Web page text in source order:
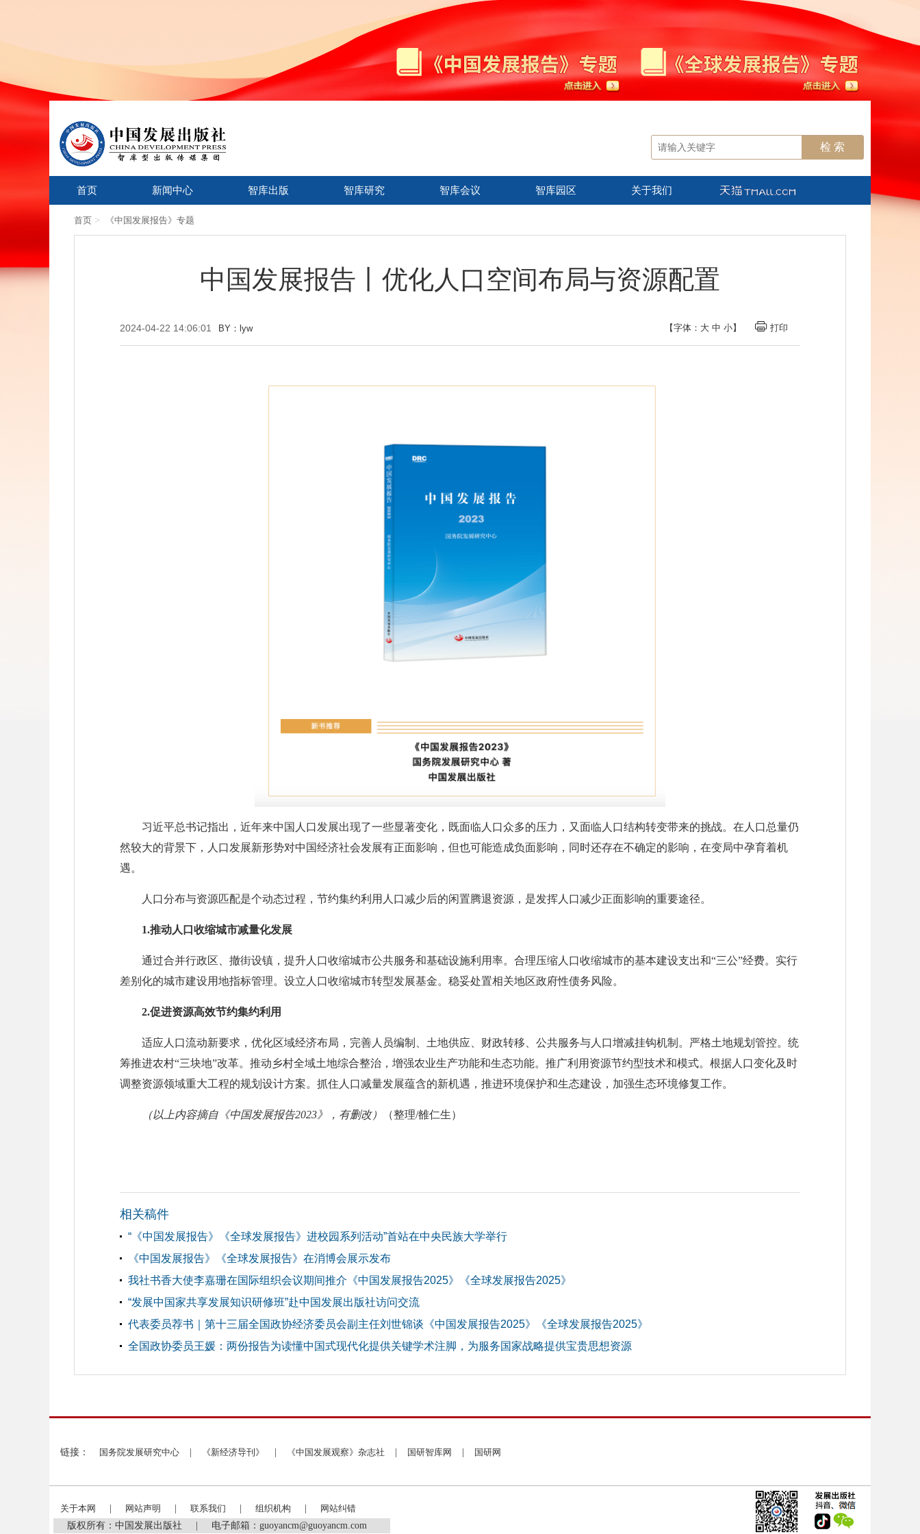
首页 新闻中心 智库出版 智库研究 智库会议 智库园区 关于我们
首页 > 《中国发展报告》专题
中国发展报告丨优化人口空间布局与资源配置
2024-04-22 14:06:01 BY：lyw 【字体： 大 中 小】 打印
习近平总书记指出，近年来中国人口发展出现了一些显著变化，既面临人口众多的压力，又面临人口结构转变带来的挑战。在人口总量仍
然较大的背景下，人口发展新形势对中国经济社会发展有正面影响，但也可能造成负面影响，同时还存在不确定的影响，在变局中孕育着机
遇。
人口分布与资源匹配是个动态过程，节约集约利用人口减少后的闲置腾退资源，是发挥人口减少正面影响的重要途径。
1.推动人口收缩城市减量化发展
通过合并行政区、撤街设镇，提升人口收缩城市公共服务和基础设施利用率。合理压缩人口收缩城市的基本建设支出和“三公”经费。实行
差别化的城市建设用地指标管理。设立人口收缩城市转型发展基金。稳妥处置相关地区政府性债务风险。
2.促进资源高效节约集约利用
适应人口流动新要求，优化区域经济布局，完善人员编制、土地供应、财政转移、公共服务与人口增减挂钩机制。严格土地规划管控。统
筹推进农村“三块地”改革。推动乡村全域土地综合整治，增强农业生产功能和生态功能。推广利用资源节约型技术和模式。根据人口变化及时
调整资源领域重大工程的规划设计方案。抓住人口减量发展蕴含的新机遇，推进环境保护和生态建设，加强生态环境修复工作。
（以上内容摘自《中国发展报告2023》，有删改） （整理/雒仁生）
相关稿件
“《中国发展报告》《全球发展报告》进校园系列活动”首站在中央民族大学举行
《中国发展报告》《全球发展报告》在消博会展示发布
我社书香大使李嘉珊在国际组织会议期间推介《中国发展报告2025》《全球发展报告2025》
“发展中国家共享发展知识研修班”赴中国发展出版社访问交流
代表委员荐书｜第十三届全国政协经济委员会副主任刘世锦谈《中国发展报告2025》《全球发展报告2025》
全国政协委员王媛：两份报告为读懂中国式现代化提供关键学术注脚，为服务国家战略提供宝贵思想资源
链接： 国务院发展研究中心 《新经济导刊》 《中国发展观察》杂志社 国研智库网 国研网
关于本网 网站声明 联系我们 组织机构
网站纠错
版权所有：中国发展出版社
电子邮箱：guoyancm@guoyancm.com